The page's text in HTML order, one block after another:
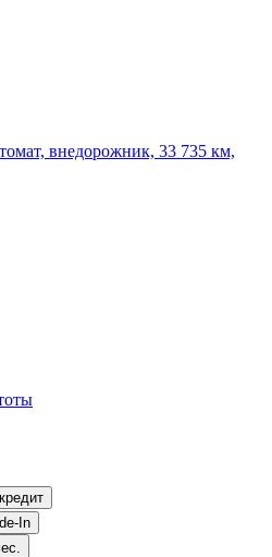
внедорожник, 33 735 км,
In